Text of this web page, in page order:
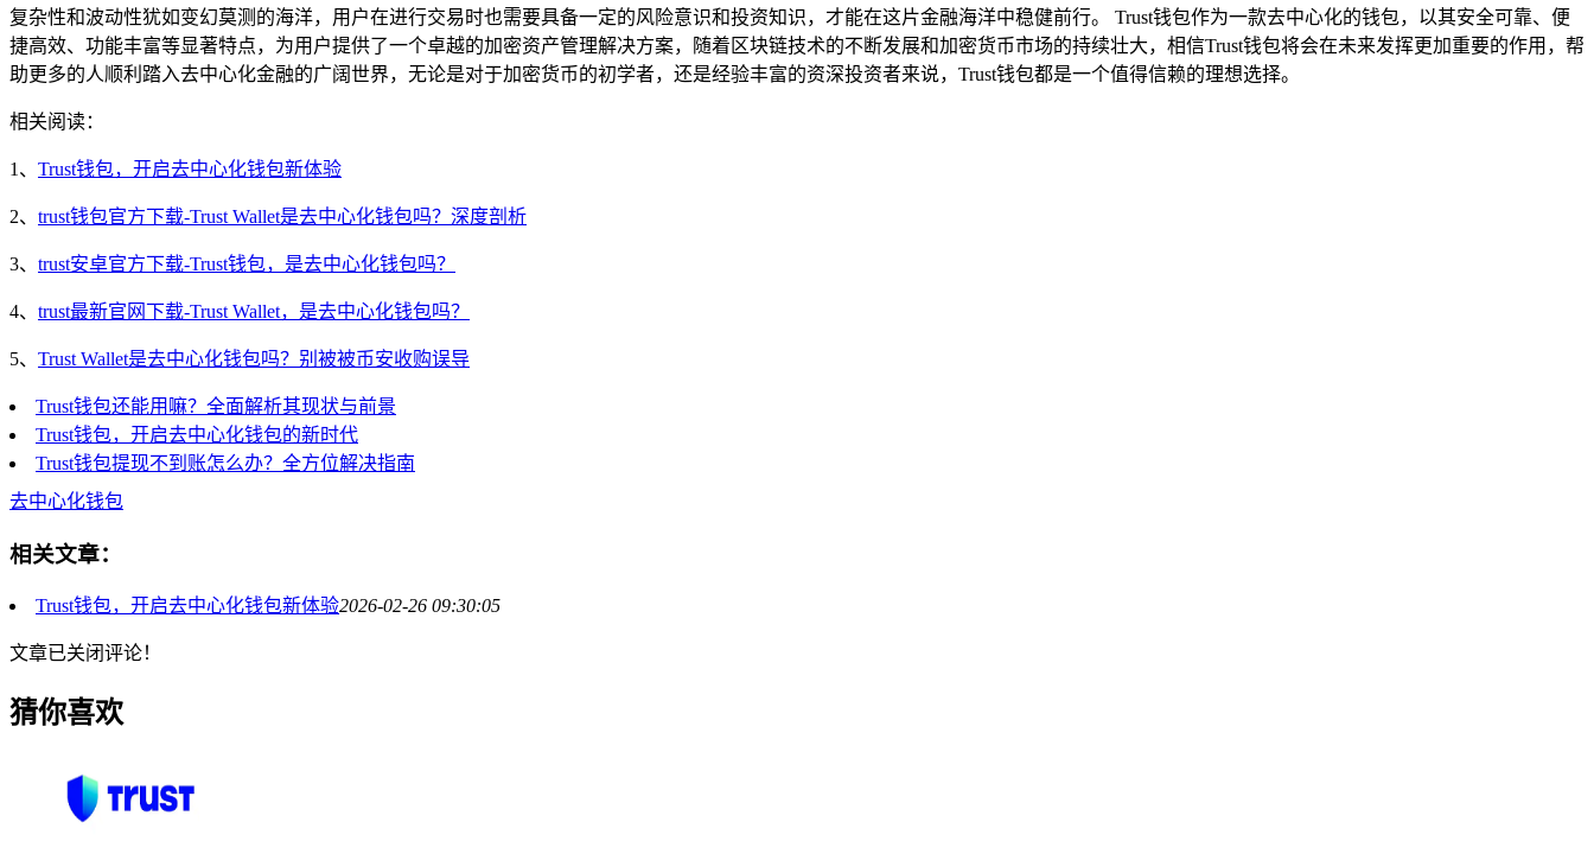
复杂性和波动性犹如变幻莫测的海洋，用户在进行交易时也需要具备一定的风险意识和投资知识，才能在这片金融海洋中稳健前行。 Trust钱包作为一款去中心化的钱包，以其安全可靠、便
捷高效、功能丰富等显著特点，为用户提供了一个卓越的加密资产管理解决方案，随着区块链技术的不断发展和加密货币市场的持续壮大，相信Trust钱包将会在未来发挥更加重要的作用，帮
助更多的人顺利踏入去中心化金融的广阔世界，无论是对于加密货币的初学者，还是经验丰富的资深投资者来说，Trust钱包都是一个值得信赖的理想选择。
相关阅读：
1、 Trust钱包，开启去中心化钱包新体验
2、 trust钱包官方下载-Trust Wallet是去中心化钱包吗？深度剖析
3、 trust安卓官方下载-Trust钱包，是去中心化钱包吗？
4、 trust最新官网下载-Trust Wallet，是去中心化钱包吗？
5、 Trust Wallet是去中心化钱包吗？别被被币安收购误导
Trust钱包还能用嘛？全面解析其现状与前景
Trust钱包，开启去中心化钱包的新时代
Trust钱包提现不到账怎么办？全方位解决指南
去中心化钱包
相关文章：
Trust钱包，开启去中心化钱包新体验2026-02-26 09:30:05
文章已关闭评论！
猜你喜欢